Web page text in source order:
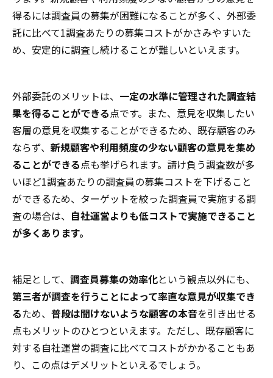
得るには調査員の募集が困難になることが多く、外部委
託に比べて1調査あたりの募集コストがかさみやすいた
め、安定的に調査し続けることが難しいといえます。
外部委託のメリットは、 一定の水準に管理された調査結
果を得ることができる点です。また、意見を収集したい
客層の意見を収集することができるため、既存顧客のみ
ならず、 新規顧客や利用頻度の少ない顧客の意見を集め
ることができる点も挙げられます。請け負う調査数が多
いほど1調査あたりの調査員の募集コストを下げること
ができるため、ターゲットを絞った調査員で実施する調
査の場合は、 自社運営よりも低コストで実施できること
が多くあります。
補足として、 調査員募集の効率化という観点以外にも、
第三者が調査を行うことによって率直な意見が収集でき
るため、 普段は聞けないような顧客の本音を引き出せる
点もメリットのひとつといえます。ただし、既存顧客に
対する自社運営の調査に比べてコストがかかることもあ
り、この点はデメリットといえるでしょう。